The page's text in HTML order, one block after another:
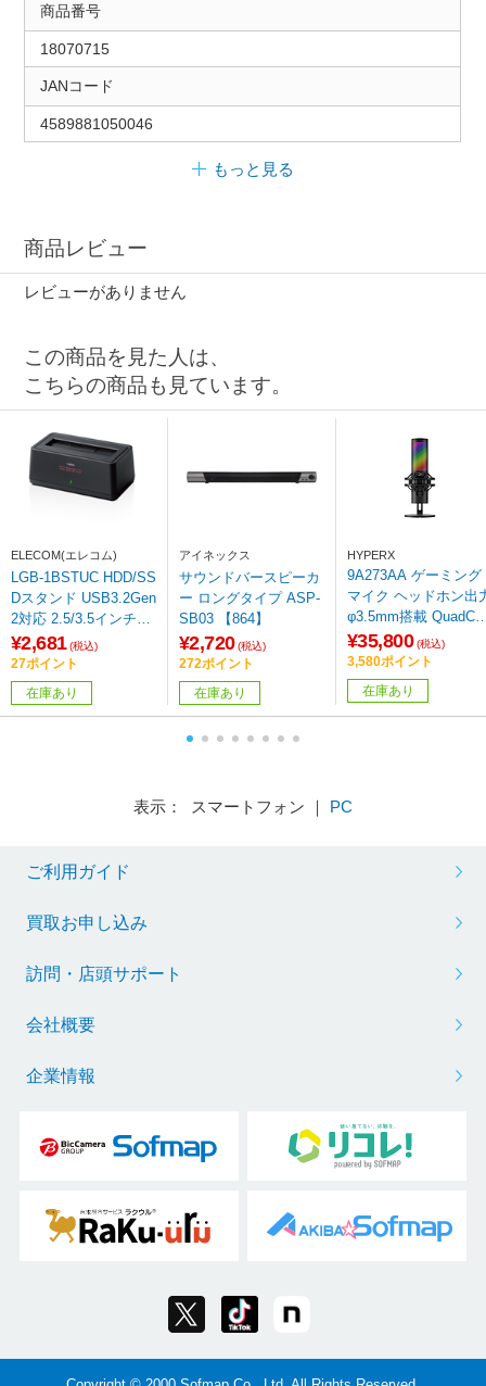
商品番号
18070715
JANコード
4589881050046
もっと見る
商品レビュー
レビューがありません
この商品を見た人は、
こちらの商品も見ています。
ELECOM(エレコム)
LGB-1BSTUC HDD/SS
Dスタンド USB3.2Gen
2対応 2.5/3.5インチ対
応 最大14TB ホコリ防
止カバー付 (Windows1
1対応/Mac) ブラック
［3.5インチ&2.5イン
チ対応 /SATA /1台］
¥2,681 (税込)
27ポイント
在庫あり
アイネックス
サウンドバースピーカ
ー ロングタイプ ASP-
SB03 【864】
¥2,720 (税込)
272ポイント
在庫あり
HYPERX
9A273AA ゲーミング
マイク ヘッドホン出
φ3.5mm搭載
t 2 S ブラック [USB-
＋USB-A]
¥35,800 (税込)
3,580ポイント
在庫あり
表示： スマートフォン ｜ PC
ご利用ガイド
買取お申し込み
訪問・店頭サポート
会社概要
企業情報